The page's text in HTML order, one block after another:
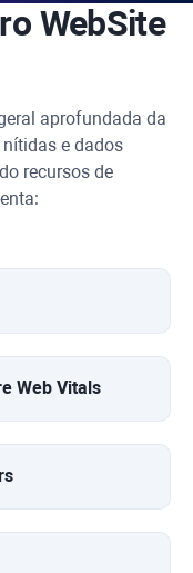
WebSite
aprofundada da
e dados
recursos de
Web Vitals